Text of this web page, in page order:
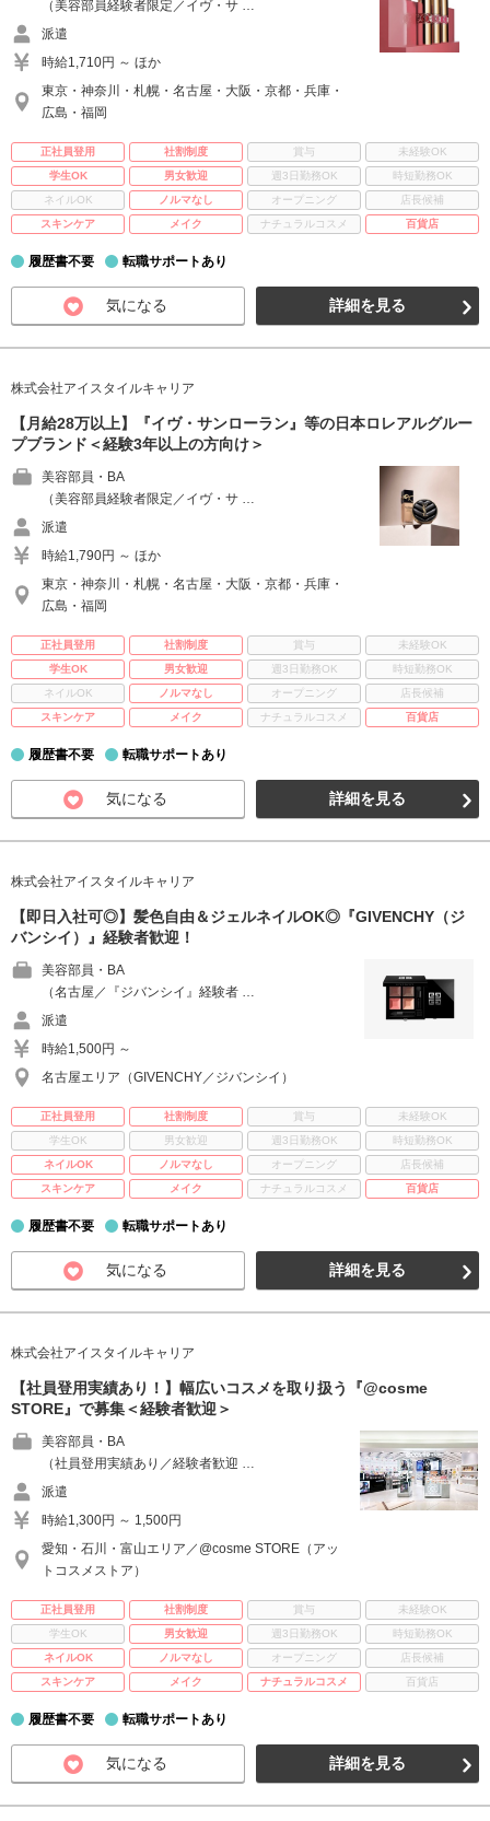
（美容部員経験者限定／イヴ・サ …
派遣
時給1,710円 ～ ほか
東京・神奈川・札幌・名古屋・大阪・京都・兵庫・
広島・福岡
正社員登用 社割制度 賞与
未経験OK
学生OK
男女歓迎 週3日勤務OK
時短勤務OK
ネイルOK
ノルマなし オープニング
店長候補
スキンケア
メイク ナチュラルコスメ 百貨店
履歴書不要 転職サポートあり
気になる 詳細を見る
株式会社アイスタイルキャリア
【月給28万以上】『イヴ・サンローラン』等の日本ロレアルグルー
プブランド＜経験3年以上の方向け＞
美容部員・BA
（美容部員経験者限定／イヴ・サ …
派遣
時給1,790円 ～ ほか
東京・神奈川・札幌・名古屋・大阪・京都・兵庫・
広島・福岡
正社員登用 社割制度 賞与
未経験OK
学生OK
男女歓迎 週3日勤務OK
時短勤務OK
ネイルOK
ノルマなし オープニング
店長候補
スキンケア
メイク ナチュラルコスメ 百貨店
履歴書不要 転職サポートあり
気になる 詳細を見る
株式会社アイスタイルキャリア
【即日入社可◎】髪色自由＆ジェルネイルOK◎『GIVENCHY（ジ
バンシイ）』経験者歓迎！
美容部員・BA
（名古屋／『ジバンシイ』経験者 …
派遣
時給1,500円 ～
名古屋エリア（GIVENCHY／ジバンシイ）
正社員登用 社割制度 賞与
未経験OK
学生OK
男女歓迎 週3日勤務OK
時短勤務OK
ネイルOK
ノルマなし オープニング
店長候補
スキンケア
メイク ナチュラルコスメ 百貨店
履歴書不要 転職サポートあり
気になる 詳細を見る
株式会社アイスタイルキャリア
【社員登用実績あり！】幅広いコスメを取り扱う『@cosme
STORE』で募集＜経験者歓迎＞
美容部員・BA
（社員登用実績あり／経験者歓迎 …
派遣
時給1,300円 ～ 1,500円
愛知・石川・富山エリア／@cosme STORE（アッ
トコスメストア）
正社員登用 社割制度 賞与
未経験OK
学生OK
男女歓迎 週3日勤務OK
時短勤務OK
ネイルOK
ノルマなし オープニング
店長候補
スキンケア
メイク ナチュラルコスメ 百貨店
履歴書不要 転職サポートあり
気になる 詳細を見る